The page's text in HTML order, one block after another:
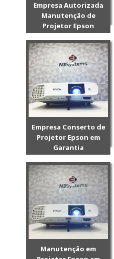
Empresa Autorizada
Manutenção de
Projetor Epson
Empresa Conserto de
Projetor Epson em
Garantia
Manutenção em